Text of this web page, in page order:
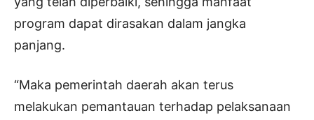
program dapat dirasakan dalam jangka
panjang.
“Maka pemerintah daerah akan terus
melakukan pemantauan terhadap pelaksanaan